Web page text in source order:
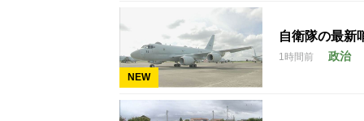
NEW
自衛隊の最新
1時間前 政治